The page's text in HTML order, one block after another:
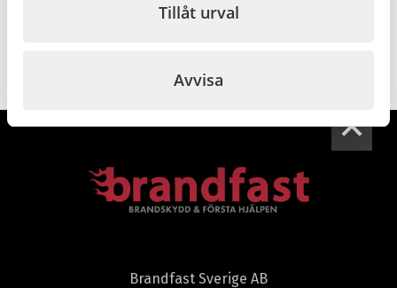
Tillåt urval
Avvisa
Brandfast Sverige AB